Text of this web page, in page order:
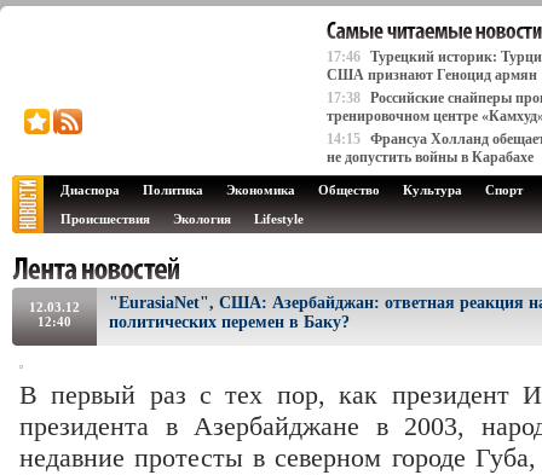
17:46 Турецкий историк:
США признают Геноцид армян
17:38 Российские снайперы
тренировочном центре
14:15 Франсуа Холланд
не допустить войны в Карабахе
Диаспора Политика Экономика Общество Культура
Спорт
Происшествия
Экология Lifestyle
12.03.12
12:40
"EurasiaNet", США: Азербайджан: ответная реакция
политических перемен в Баку?
В первый раз с тех пор, как президент
президента в Азербайджане в 2003,
недавние протесты в северном городе